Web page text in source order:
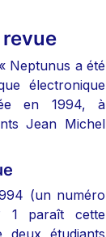
Neptunus a été
électronique
en 1994, à
Jean Michel
(un numéro
1 paraît cette
deux étudiants